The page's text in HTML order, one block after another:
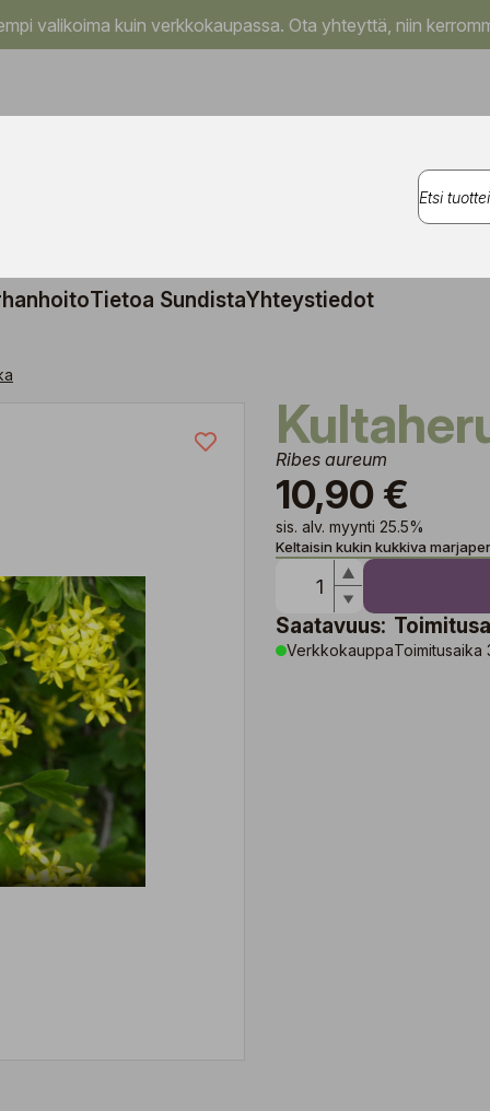
valikoima kuin verkkokaupassa. Ota yhteyttä, niin
Tietoa SundistaYhteystiedot
Ribes aureum
10,90 €
sis. alv. myynti 25.5%
Keltaisin kukin kukkiva
Saatavuus:
VerkkokauppaToimitusaika